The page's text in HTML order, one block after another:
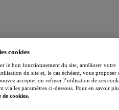
cookies
le bon fonctionnement du site, améliorer votre
du site et, le cas échéant, vous proposer
accepter ou refuser l’utilisation de ces
via les paramètres ci-dessous. Pour en savoir
de cookies.